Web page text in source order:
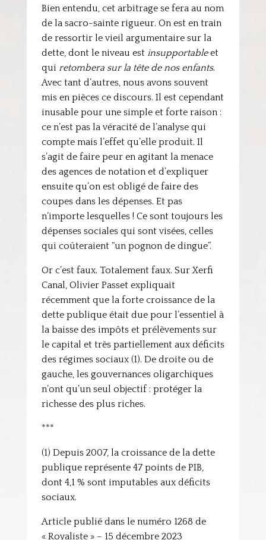
Bien entendu, cet arbitrage se fera au nom
de la sacro-sainte rigueur. On est en train
de ressortir le vieil argumentaire sur la
dette, dont le niveau est insupportableet
qui retombera sur la tête de nos enfants.
Avec tant d’autres, nous avons souvent
mis en pièces ce discours. Il est cependant
inusable pour une simple et forte raison :
ce n’est pas la véracité de l’analyse qui
compte mais l’effet qu’elle produit. Il
s’agit de faire peur en agitant la menace
des agences de notation et d’expliquer
ensuite qu’on est obligé de faire des
coupes dans les dépenses. Et pas
n’importe lesquelles ! Ce sont toujours les
dépenses sociales qui sont visées, celles
qui coûteraient “un pognon de dingue”.
Or c’est faux. Totalement faux. Sur Xerfi
Canal, Olivier Passet expliquait
récemment que la forte croissance de la
dette publique était due pour l’essentiel à
la baisse des impôts et prélèvements sur
le capital et très partiellement aux déficits
des régimes sociaux (1). De droite ou de
gauche, les gouvernances oligarchiques
n’ont qu’un seul objectif : protéger la
richesse des plus riches.
***
(1) Depuis 2007, la croissance de la dette
publique représente 47 points de PIB,
dont 4,1 % sont imputables aux déficits
sociaux.
Article publié dans le numéro 1268 de
« Royaliste » – 15 décembre 2023